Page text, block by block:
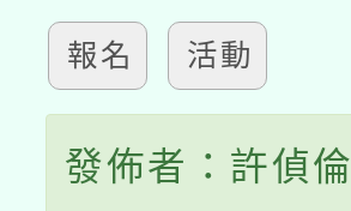
報名 活動
發佈者：許偵倫